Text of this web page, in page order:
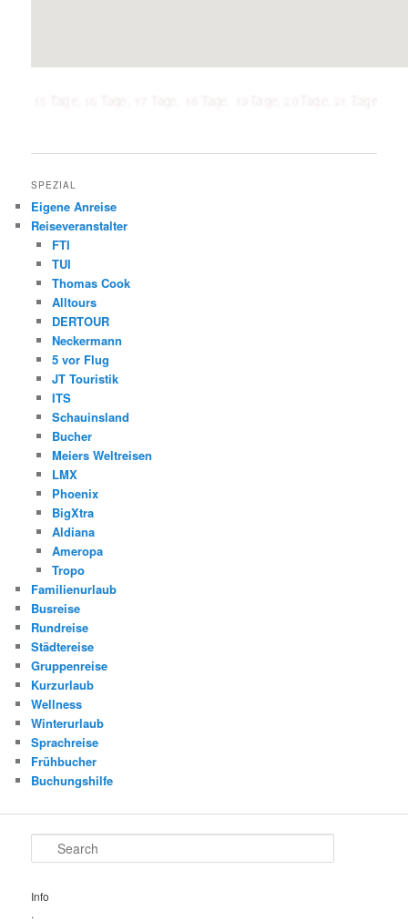
SPEZIAL
Eigene Anreise
Reiseveranstalter
FTI
TUI
Thomas Cook
Alltours
DERTOUR
Neckermann
5 vor Flug
JT Touristik
ITS
Schauinsland
Bucher
Meiers Weltreisen
LMX
Phoenix
BigXtra
Aldiana
Ameropa
Tropo
Familienurlaub
Busreise
Rundreise
Städtereise
Gruppenreise
Kurzurlaub
Wellness
Winterurlaub
Sprachreise
Frühbucher
Buchungshilfe
Search
Info
.